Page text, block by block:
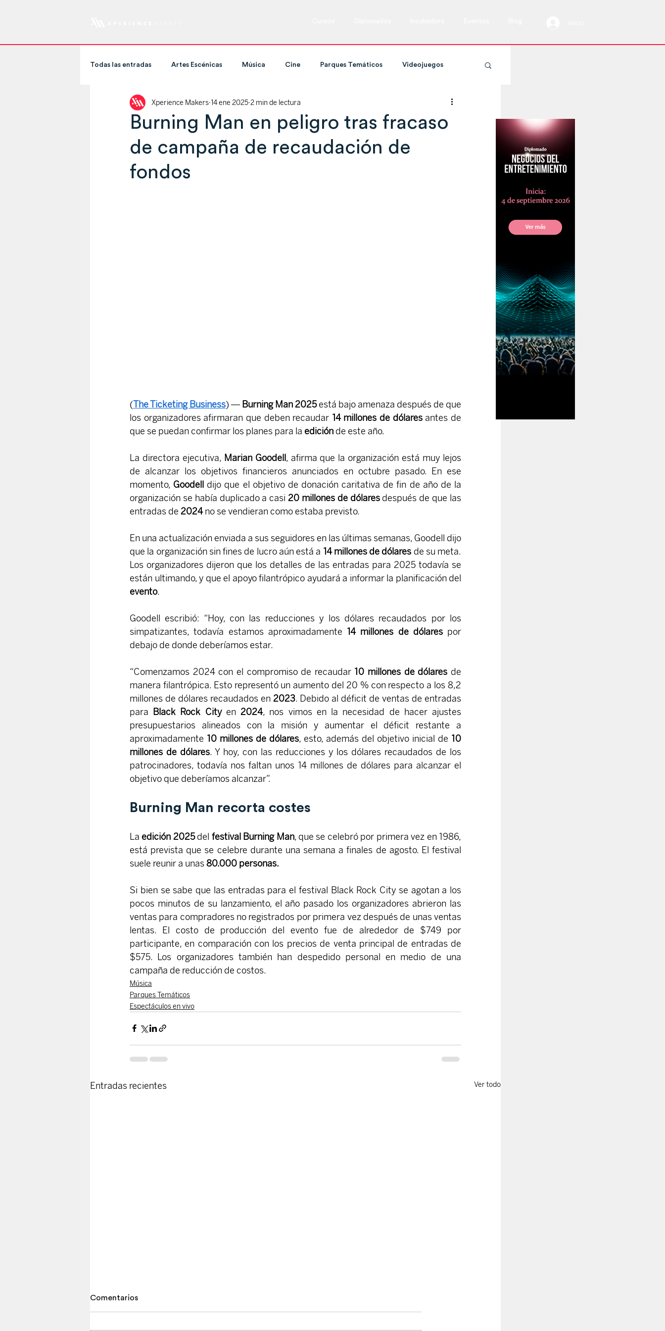
Todas las entradas Artes Escénicas Música Cine Parques Temáticos Videojuegos
Artistas e Influencers Streaming y Televisión Cursos Espectáculos en vivo
Deportes Museos Arte Tecnología Expos y ferias Danza Cultura
Burning Man en peligro tras fracaso
de campaña de recaudación de
fondos
Xperience Makers 14 ene 2025 2 min de lectura
(The Ticketing Business) — Burning Man 2025 está bajo amenaza después de que
los organizadores afirmaran que deben recaudar 14 millones de dólares antes de
que se puedan confirmar los planes para la edición de este año.
La directora ejecutiva, Marian Goodell , afirma que la organización está muy lejos
de alcanzar los objetivos financieros anunciados en octubre pasado. En ese
momento, Goodell dijo que el objetivo de donación caritativa de fin de año de la
organización se había duplicado a casi 20 millones de dólares después de que las
entradas de 2024 no se vendieran como estaba previsto.
En una actualización enviada a sus seguidores en las últimas semanas, Goodell dijo
que la organización sin fines de lucro aún está a 14 millones de dólares de su meta.
Los organizadores dijeron que los detalles de las entradas para 2025 todavía se
evento.
Goodell escribió: “Hoy, con las reducciones y los dólares recaudados por los
simpatizantes, todavía estamos aproximadamente 14 millones de dólares por
debajo de donde deberíamos estar.
“Comenzamos 2024 con el compromiso de recaudar 10 millones de dólares de
manera filantrópica. Esto representó un aumento del 20 % con respecto a los 8,2
millones de dólares recaudados en 2023. Debido al déficit de ventas de entradas
para Black Rock City en 2024, nos vimos en la necesidad de hacer ajustes
presupuestarios alineados con la misión y aumentar el déficit restante a
aproximadamente 10 millones de dólares, esto, además del objetivo inicial de 10
millones de dólares. Y hoy, con las reducciones y los dólares recaudados de los
patrocinadores, todavía nos faltan unos 14 millones de dólares para alcanzar el
objetivo que deberíamos alcanzar”.
Burning Man recorta costes
La edición 2025 del festival Burning Man, que se celebró por primera vez en 1986,
está prevista que se celebre durante una semana a finales de agosto. El festival
suele reunir a unas 80.000 personas.
Si bien se sabe que las entradas para el festival Black Rock City se agotan a los
pocos minutos de su lanzamiento, el año pasado los organizadores abrieron las
ventas para compradores no registrados por primera vez después de unas ventas
lentas. El costo de producción del evento fue de alrededor de $749 por
participante, en comparación con los precios de venta principal de entradas de
$575. Los organizadores también han despedido personal en medio de una
campaña de reducción de costos.
Música
Parques Temáticos
Espectáculos en vivo
Entradas recientes Ver todo
Comentarios